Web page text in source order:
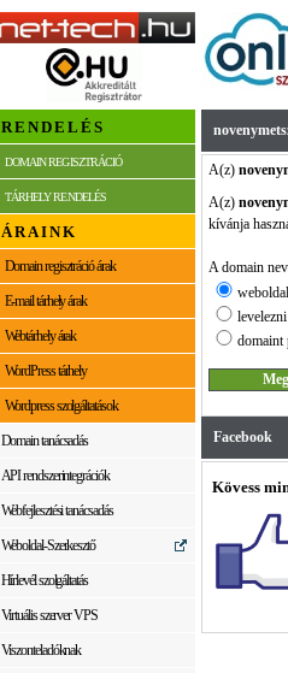
RENDELÉS
DOMAIN REGISZTRÁCIÓ
TÁRHELY RENDELÉS
ÁRAINK
Domain regisztráció árak
E-mail tárhely árak
Webtárhely árak
WordPress tárhely
Wordpress szolgáltatások
Domain tanácsadás
API rendszerintegrációk
Webfejlesztési tanácsadás
Weboldal-Szerkesztő
Hírlevél szolgáltatás
Virtuális szerver VPS
Viszonteladóknak
A(z)
A(z)
kívánja
A domain
domaint
Facebook
Kövess